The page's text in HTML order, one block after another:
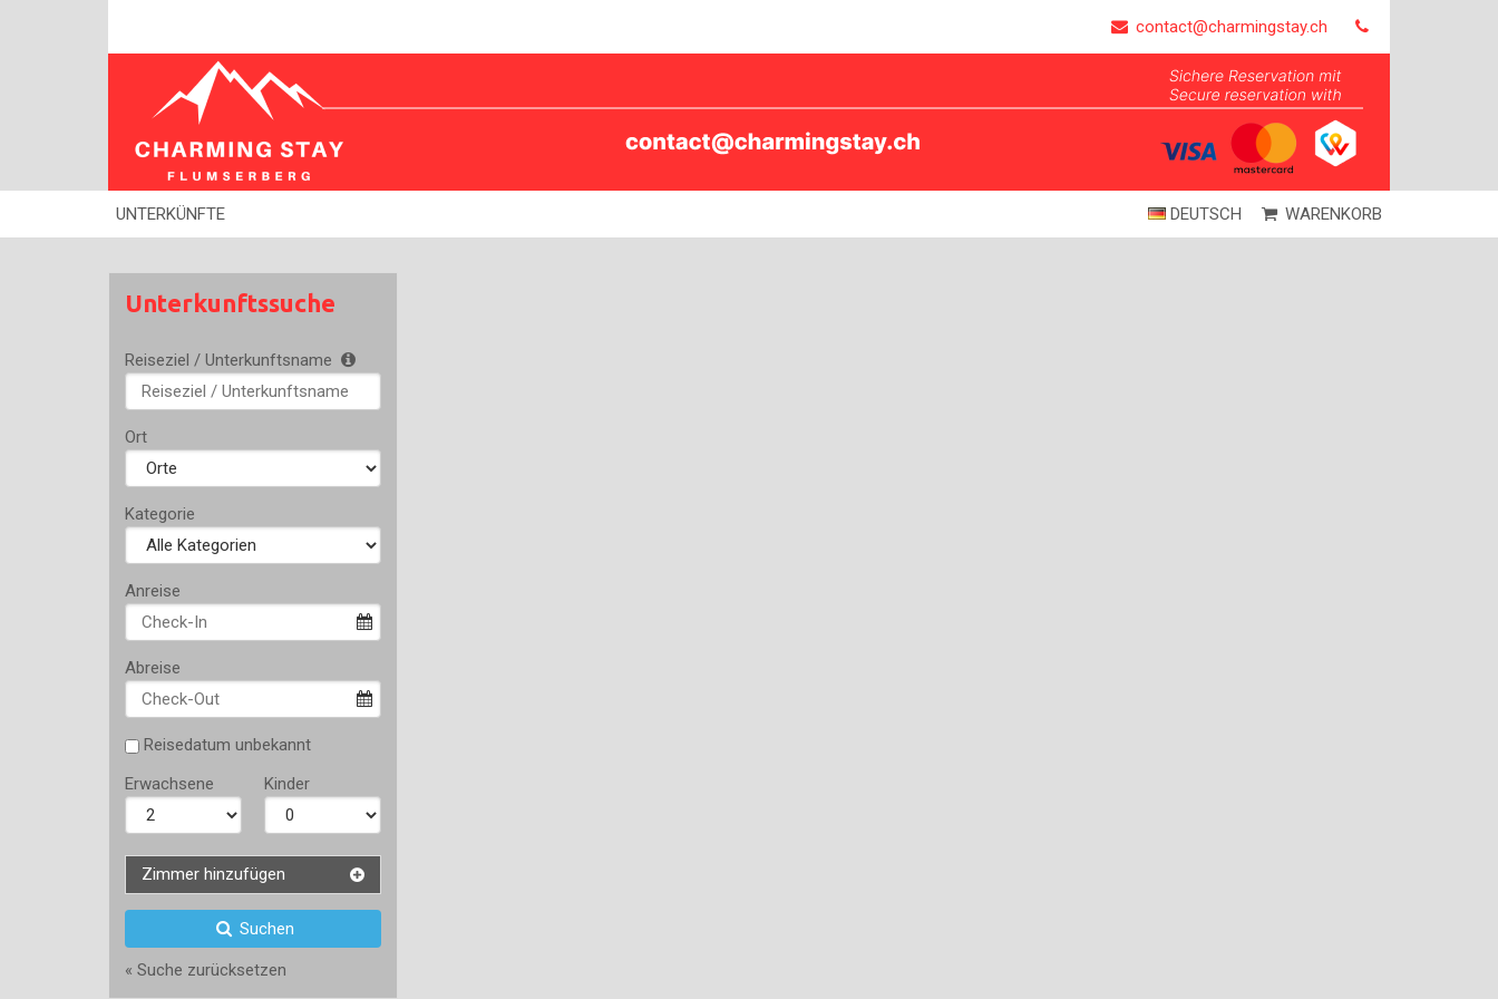
contact@charmingstay.ch
DEUTSCH WARENKORB
UNTERKÜNFTE
Unterkunftssuche
Reiseziel / Unterkunftsname
Ort
Kategorie
Anreise
Abreise
Reisedatum unbekannt
Erwachsene
Kinder
Zimmer hinzufügen
Suchen
« Suche zurücksetzen